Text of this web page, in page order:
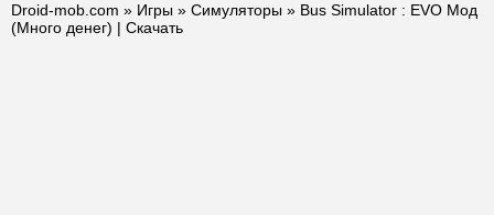
Droid-mob.com » Игры » Симуляторы » Bus Simulator : EVO Мод
(Много денег) | Скачать